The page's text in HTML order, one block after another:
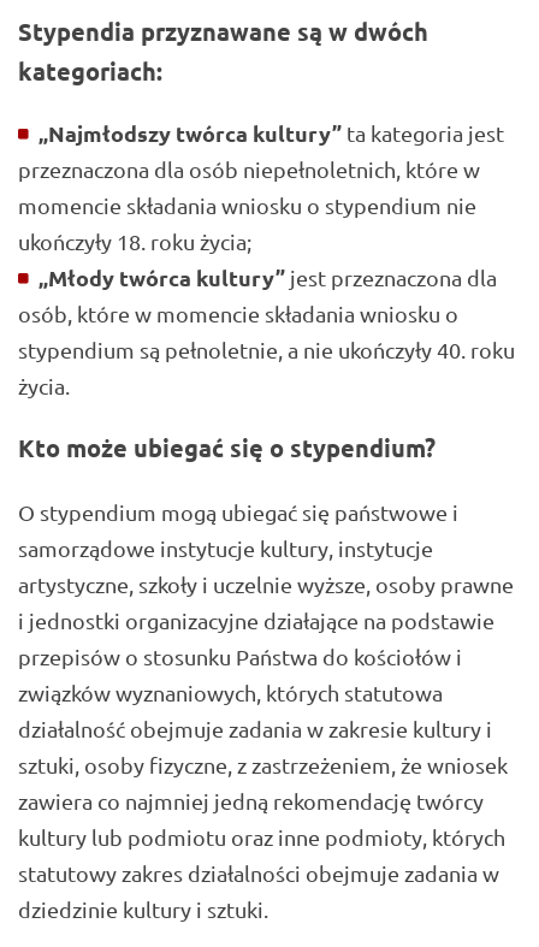
Stypendia przyznawane są w dwóch
kategoriach:
„Najmłodszy twórca kultury” ta kategoria jest
przeznaczona dla osób niepełnoletnich, które w
momencie składania wniosku o stypendium nie
ukończyły 18. roku życia;
„Młody twórca kultury” jest przeznaczona dla
osób, które w momencie składania wniosku o
stypendium są pełnoletnie, a nie ukończyły 40. roku
życia.
Kto może ubiegać się o stypendium?
O stypendium mogą ubiegać się państwowe i
samorządowe instytucje kultury, instytucje
artystyczne, szkoły i uczelnie wyższe, osoby prawne
i jednostki organizacyjne działające na podstawie
przepisów o stosunku Państwa do kościołów i
związków wyznaniowych, których statutowa
działalność obejmuje zadania w zakresie kultury i
sztuki, osoby fizyczne, z zastrzeżeniem, że wniosek
zawiera co najmniej jedną rekomendację twórcy
kultury lub podmiotu oraz inne podmioty, których
statutowy zakres działalności obejmuje zadania w
dziedzinie kultury i sztuki.